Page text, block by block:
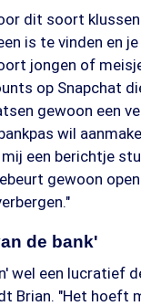
dit soort
is te vinden en
jongen of
op Snapchat
gewoon een
wil
een berichtje
gewoon
de bank'
wel een lucratief
Brian. "Het hoeft